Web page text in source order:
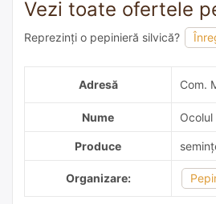
Reprezinți o pepinieră silvică?
Adresă
Com.
Nume
Produce
Organizare: